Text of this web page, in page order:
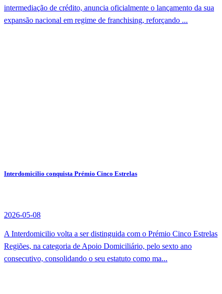
intermediação de crédito, anuncia oficialmente o lançamento da sua
expansão nacional em regime de franchising, reforçando ...
Interdomicilio conquista Prémio Cinco Estrelas
2026-05-08
A Interdomicilio volta a ser distinguida com o Prémio Cinco Estrelas
Regiões, na categoria de Apoio Domiciliário, pelo sexto ano
consecutivo, consolidando o seu estatuto como ma...